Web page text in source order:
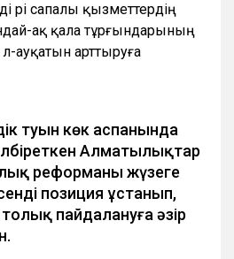
әрі сапалы қызметтердің
ақ қала тұрғындарының
ауқатын арттыруға
туын көк аспанында
Алматылықтар
реформаны жүзеге
позиция ұстанып,
толық пайдалануға әзір